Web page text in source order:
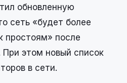
обновленную
сеть «будет более
простоям» после
При этом новый список
в сети.